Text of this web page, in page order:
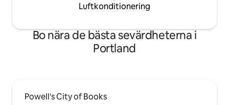
Luftkonditionering
Bo nära de bästa sevärdheterna i
Portland
Powell's City of Books